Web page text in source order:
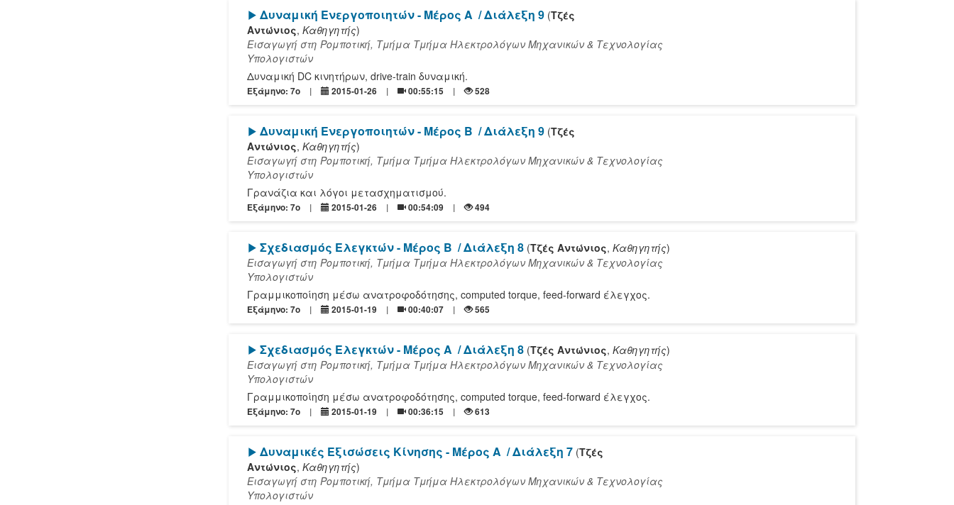
[Play]
Δυναμική Ενεργοποιητών - Μέρος Α / Διάλεξη 9 (Τζές
Αντώνιος, Καθηγητής)
Εισαγωγή στη Ρομποτική, Τμήμα Τμήμα Ηλεκτρολόγων Μηχανικών & Τεχνολογίας
Υπολογιστών
Δυναμική DC κινητήρων, drive-train δυναμική.
Εξάμηνο: 7o 2015-01-26 00:55:15 528
[Play]
Δυναμική Ενεργοποιητών - Μέρος Β / Διάλεξη 9 (Τζές
Αντώνιος, Καθηγητής)
Εισαγωγή στη Ρομποτική, Τμήμα Τμήμα Ηλεκτρολόγων Μηχανικών & Τεχνολογίας
Υπολογιστών
Γρανάζια και λόγοι μετασχηματισμού.
Εξάμηνο: 7o 2015-01-26 00:54:09 494
[Play]
Σχεδιασμός Ελεγκτών - Μέρος Β / Διάλεξη 8 (Τζές Αντώνιος, Καθηγητής)
Εισαγωγή στη Ρομποτική, Τμήμα Τμήμα Ηλεκτρολόγων Μηχανικών & Τεχνολογίας
Υπολογιστών
Γραμμικοποίηση μέσω ανατροφοδότησης, computed torque, feed-forward έλεγχος.
Εξάμηνο: 7o 2015-01-19 00:40:07 565
[Play]
Σχεδιασμός Ελεγκτών - Μέρος Α / Διάλεξη 8 (Τζές Αντώνιος, Καθηγητής)
Εισαγωγή στη Ρομποτική, Τμήμα Τμήμα Ηλεκτρολόγων Μηχανικών & Τεχνολογίας
Υπολογιστών
Γραμμικοποίηση μέσω ανατροφοδότησης, computed torque, feed-forward έλεγχος.
Εξάμηνο: 7o 2015-01-19 00:36:15 613
[Play]
Δυναμικές Εξισώσεις Κίνησης - Μέρος Α / Διάλεξη 7 (Τζές
Αντώνιος, Καθηγητής)
Εισαγωγή στη Ρομποτική, Τμήμα Τμήμα Ηλεκτρολόγων Μηχανικών & Τεχνολογίας
Υπολογιστών